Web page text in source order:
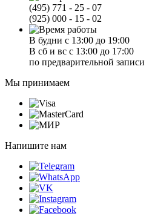
(495) 771 - 25 - 07
(925) 000 - 15 - 02
В будни с 13:00 до 19:00
В сб и вс с 13:00 до 17:00
по предварительной записи
Мы принимаем
Напишите нам